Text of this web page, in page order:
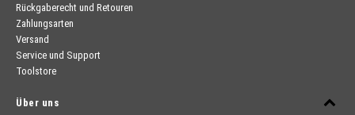
Rückgaberecht und Retouren
Zahlungsarten
Versand
Service und Support
Toolstore
Über uns